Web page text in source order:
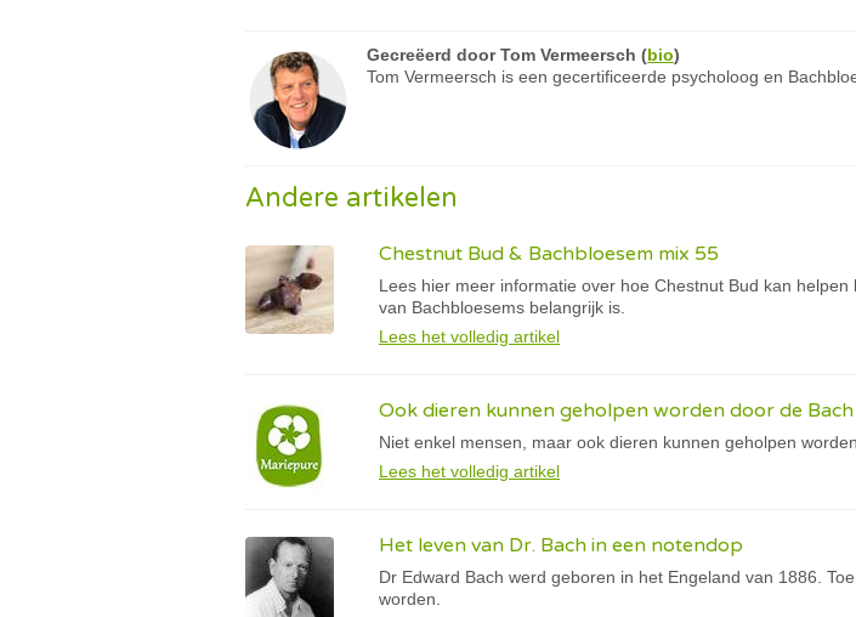
Gecreëerd doorTom Vermeersch (bio)
Tom Vermeersch is een gecertificeerde psycholoog en
Andere artikelen
Chestnut Bud & Bachbloesem mix 55
Lees hier meer informatie over hoe Chestnut Bud kan
van Bachbloesems belangrijk is.
Lees het volledig artikel
Ook dieren kunnen geholpen worden door de Bach
Niet enkel mensen, maar ook dieren kunnen geholpen
Lees het volledig artikel
Het leven van Dr. Bach in een notendop
Dr Edward Bach werd geboren in het Engeland van 1886.
worden.